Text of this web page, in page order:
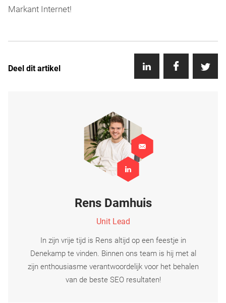
Markant Internet!
Deel dit artikel
Rens Damhuis
Unit Lead
In zijn vrije tijd is Rens altijd op een feestje in
Denekamp te vinden. Binnen ons team is hij met al
zijn enthousiasme verantwoordelijk voor het behalen
van de beste SEO resultaten!